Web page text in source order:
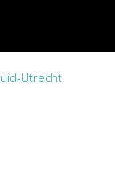
Utrecht